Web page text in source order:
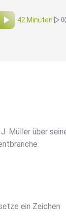
42 Minuten 0
Müller über
ein Zeichen